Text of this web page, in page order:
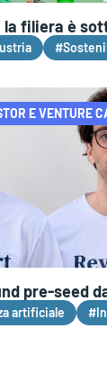
filiera è
E VENTURE
pre-seed
artificiale